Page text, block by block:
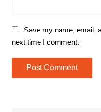
Save my name, email,
next time I comment.